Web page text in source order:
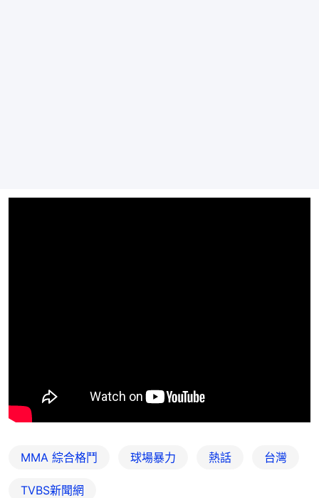
MMA 綜合格鬥 球場暴力 熱話 台灣
TVBS新聞網